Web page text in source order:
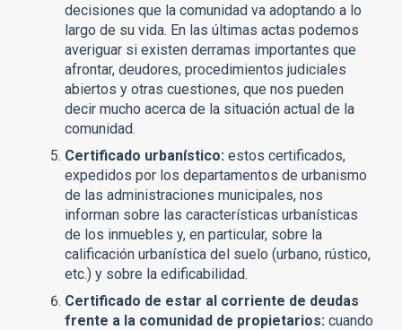
decisiones que la comunidad va adoptando a lo
largo de su vida. En las últimas actas podemos
averiguar si existen derramas importantes que
afrontar, deudores, procedimientos judiciales
abiertos y otras cuestiones, que nos pueden
decir mucho acerca de la situación actual de la
comunidad.
Certificado urbanístico: estos certificados,
expedidos por los departamentos de urbanismo
de las administraciones municipales, nos
informan sobre las características urbanísticas
de los inmuebles y, en particular, sobre la
calificación urbanística del suelo (urbano, rústico,
etc.) y sobre la edificabilidad.
Certificado de estar al corriente de deudas
frente a la comunidad de propietarios: cuando